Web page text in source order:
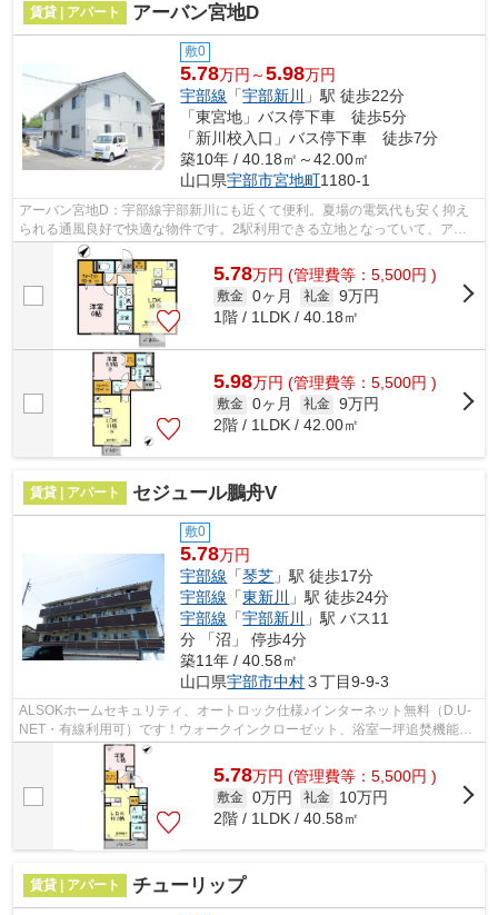
賃貸 | アパート アーバン宮地D
敷0
5.78万円～5.98万円
宇部線 「宇部新川
」駅 徒歩22分
「東宮地」バス停下車 徒歩5分
「新川校入口」バス停下車 徒歩7分
築10年 / 40.18㎡～42.00㎡
山口県宇部市宮地町1180-1
アーバン宮地D：宇部線宇部新川にも近くて便利。夏場の電気代も安く抑え
られる通風良好で快適な物件です。2駅利用できる立地となっていて、アク
セスが良いです。平成28年築で多くの方...
5.78万円 (管理費等：5,500円 )
敷金 0ヶ月 礼金 9万円
1階 / 1LDK / 40.18㎡
5.98万円 (管理費等：5,500円 )
敷金 0ヶ月 礼金 9万円
2階 / 1LDK / 42.00㎡
賃貸 | アパート セジュール鵬舟V
敷0
5.78万円
宇部線 「琴芝 」駅 徒歩17分
宇部線 「東新川 」駅 徒歩24分
宇部線 「宇部新川 」駅 バス11
分 「沼」 停歩4分
築11年 / 40.58㎡
山口県宇部市中村３丁目9-9-3
ALSOKホームセキュリティ、オートロック仕様♪インターネット無料（D.U-
NET・有線利用可）です！ウォークインクローゼット、浴室一坪追焚機能
付、対面キッチン、エアコン2台付いてます！
5.78万円 (管理費等：5,500円 )
敷金 0万円 礼金
10万円
2階 / 1LDK / 40.58㎡
賃貸 | アパート チューリップ